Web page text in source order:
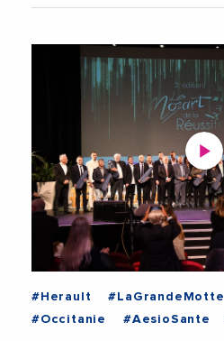
#Herault #LaGrandeMotte
#Occitanie
#AesioSante